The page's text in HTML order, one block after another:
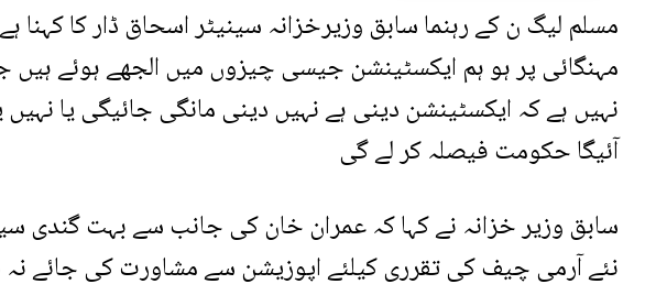
مسلم لیگ ن کے رہنما سابق وزیرخزانہ سینیٹر اسحاق ڈار کا
مہنگائی پر ہو ہم ایکسٹینشن جیسی چیزوں میں الجھے ہوئے
نہیں ہے کہ ایکسٹینشن دینی ہے نہیں دینی مانگی جائیگی یا
آئیگا حکومت فیصلہ کر لے گی
سابق وزیر خزانہ نے کہا کہ عمران خان کی جانب سے بہت گندی
نئے آرمی چیف کی تقرری کیلئے اپوزیشن سے مشاورت کی جائے